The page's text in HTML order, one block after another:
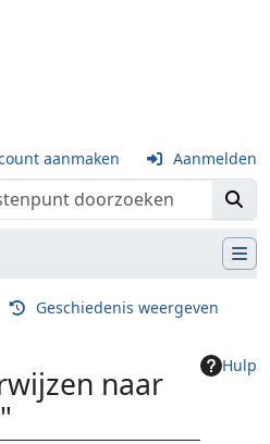
aanmaken Aanmelden
Geschiedenis weergeven
Hulp
naar